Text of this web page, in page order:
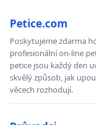
Petice.com
Poskytujeme zdarma
profesionální on-line
petice jsou každý den
skvělý způsob, jak
věcech rozhodují.